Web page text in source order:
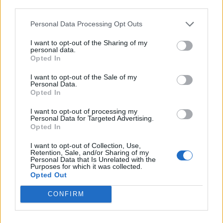
Personal Data Processing Opt Outs
I want to opt-out of the Sharing of my
personal data.
Opted In
I want to opt-out of the Sale of my
Personal Data.
Opted In
I want to opt-out of processing my
Personal Data for Targeted Advertising.
Opted In
I want to opt-out of Collection, Use,
Retention, Sale, and/or Sharing of my
Personal Data that Is Unrelated with the
Purposes for which it was collected.
Opted Out
CONFIRM
αγώνα και επικράτησε των San Antonio Spurs,
ΠΕΡΙΣΣΌΤΕΡΑ ...